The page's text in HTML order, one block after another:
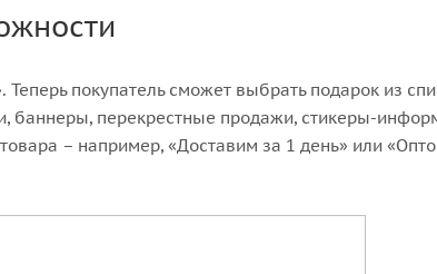
покупатель сможет выбрать подарок из
баннеры, перекрестные продажи, стикеры-
– например, «Доставим за 1 день» или